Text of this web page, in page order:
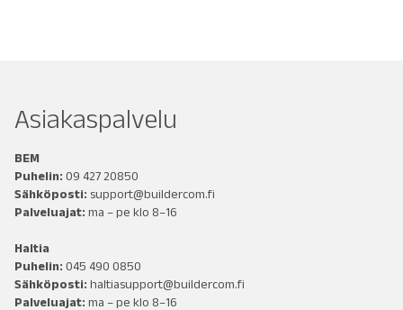
Asiakaspalvelu
BEM
Puhelin: 09 427 20850
Sähköposti: support@buildercom.fi
Palveluajat: ma – pe klo 8–16
Haltia
Puhelin: 045 490 0850
Sähköposti: haltiasupport@buildercom.fi
Palveluajat: ma – pe klo 8–16